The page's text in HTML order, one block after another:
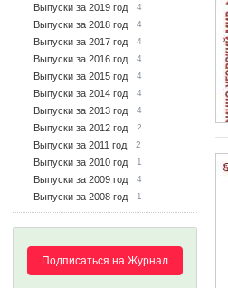
Выпуски за 2019 год 4
Выпуски за 2018 год 4
Выпуски за 2017 год 4
Выпуски за 2016 год 4
Выпуски за 2015 год 4
Выпуски за 2014 год 4
Выпуски за 2013 год 4
Выпуски за 2012 год 2
Выпуски за 2011 год 2
Выпуски за 2010 год 1
Выпуски за 2009 год 4
Выпуски за 2008 год 1
Подписаться на Журнал